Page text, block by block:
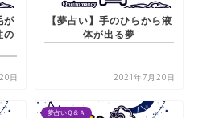
が
の
日
【夢占い】手のひらから液
体が出る夢
2021年7月20日
夢占いＱ＆Ａ